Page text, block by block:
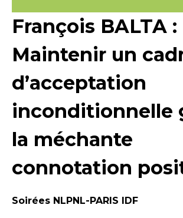
François BALTA :
Maintenir un
d’acceptation
inconditionnelle
la méchante
connotation
Soirées NLPNL-PARIS IDF